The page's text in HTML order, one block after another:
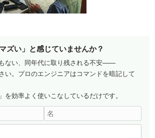
ズい」と感じていませんか？
ない、同年代に取り残される不安——
い。プロのエンジニアはコマンドを暗記して
を効率よく使いこなしているだけです。